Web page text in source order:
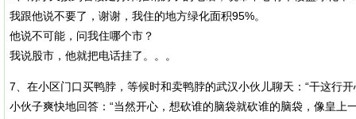
我跟他说不要了，谢谢，我住的地方绿化面积95%。
他说不可能，问我住哪个市？
我说股市，他就把电话挂了。。。
7、在小区门口买鸭脖，等候时和卖鸭脖的武汉小伙儿聊天：“干这行开
小伙子爽快地回答：“当然开心，想砍谁的脑袋就砍谁的脑袋，像皇上